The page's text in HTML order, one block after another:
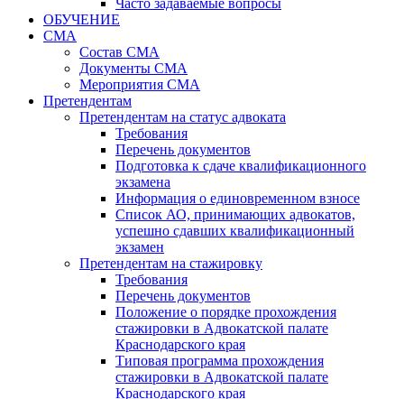
Часто задаваемые вопросы
ОБУЧЕНИЕ
СМА
Состав СМА
Документы СМА
Мероприятия СМА
Претендентам
Претендентам на статус адвоката
Требования
Перечень документов
Подготовка к сдаче квалификационного
экзамена
Информация о единовременном взносе
Список АО, принимающих адвокатов,
успешно сдавших квалификационный
экзамен
Претендентам на стажировку
Требования
Перечень документов
Положение о порядке прохождения
стажировки в Адвокатской палате
Краснодарского края
Типовая программа прохождения
стажировки в Адвокатской палате
Краснодарского края